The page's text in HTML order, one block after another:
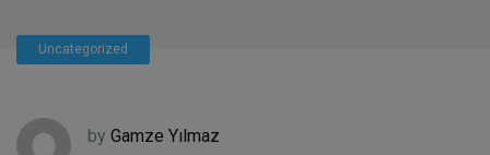
Uncategorized
by Gamze Yılmaz